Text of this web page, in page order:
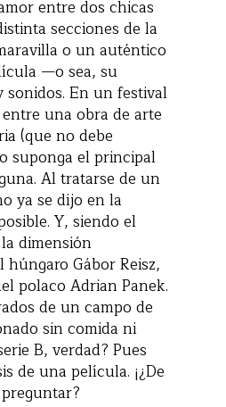
entre dos chicas
secciones de la
o un auténtico
—o sea, su
sonidos. En un festival
una obra de arte
(que no debe
suponga el principal
Al tratarse de un
ya se dijo en la
Y, siendo el
dimensión
húngaro Gábor Reisz,
polaco Adrian Panek.
de un campo de
sin comida ni
B, verdad? Pues
de una película. ¡¿De